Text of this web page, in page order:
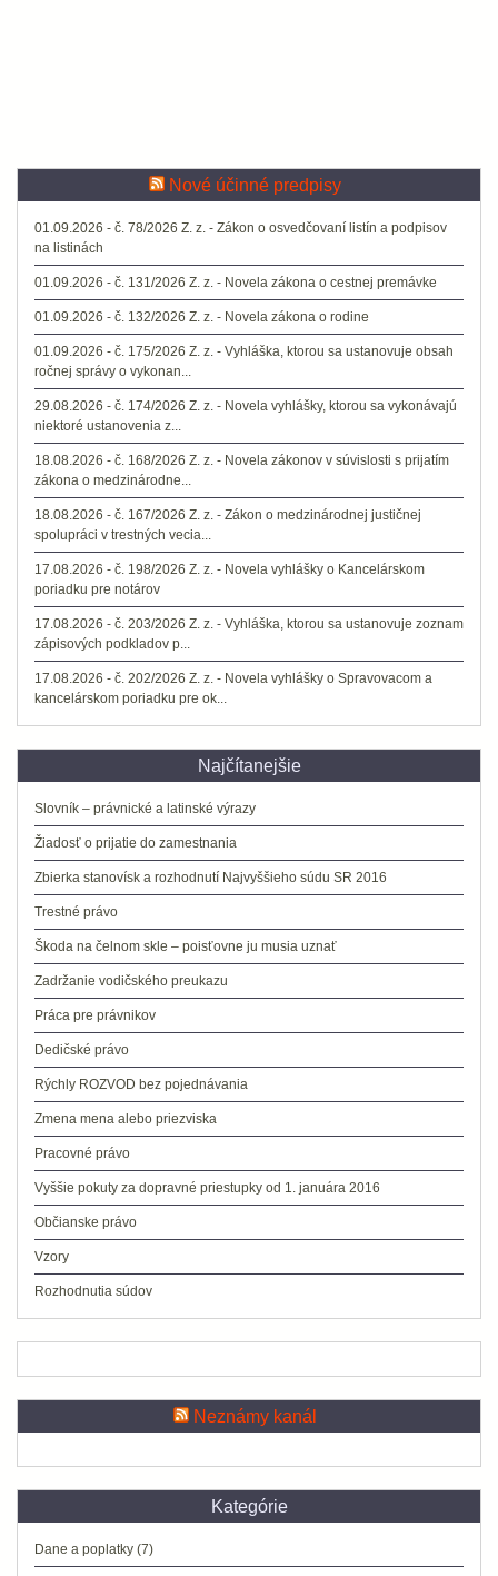
Nové účinné predpisy
01.09.2026 - č. 78/2026 Z. z. - Zákon o osvedčovaní listín a podpisov
na listinách
01.09.2026 - č. 131/2026 Z. z. - Novela zákona o cestnej premávke
01.09.2026 - č. 132/2026 Z. z. - Novela zákona o rodine
01.09.2026 - č. 175/2026 Z. z. - Vyhláška, ktorou sa ustanovuje obsah
ročnej správy o vykonan...
29.08.2026 - č. 174/2026 Z. z. - Novela vyhlášky, ktorou sa vykonávajú
niektoré ustanovenia z...
18.08.2026 - č. 168/2026 Z. z. - Novela zákonov v súvislosti s prijatím
zákona o medzinárodne...
18.08.2026 - č. 167/2026 Z. z. - Zákon o medzinárodnej justičnej
spolupráci v trestných vecia...
17.08.2026 - č. 198/2026 Z. z. - Novela vyhlášky o Kancelárskom
poriadku pre notárov
17.08.2026 - č. 203/2026 Z. z. - Vyhláška, ktorou sa ustanovuje zoznam
zápisových podkladov p...
17.08.2026 - č. 202/2026 Z. z. - Novela vyhlášky o Spravovacom a
kancelárskom poriadku pre ok...
Najčítanejšie
Slovník – právnické a latinské výrazy
Žiadosť o prijatie do zamestnania
Zbierka stanovísk a rozhodnutí Najvyššieho súdu SR 2016
Trestné právo
Škoda na čelnom skle – poisťovne ju musia uznať
Zadržanie vodičského preukazu
Práca pre právnikov
Dedičské právo
Rýchly ROZVOD bez pojednávania
Zmena mena alebo priezviska
Pracovné právo
Vyššie pokuty za dopravné priestupky od 1. januára 2016
Občianske právo
Vzory
Rozhodnutia súdov
Neznámy kanál
Kategórie
Dane a poplatky (7)